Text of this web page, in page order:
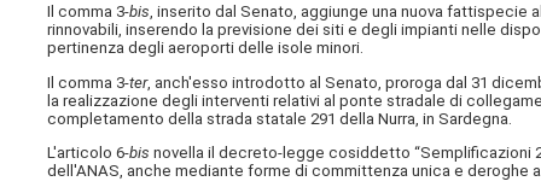
Il comma 3-bis, inserito dal Senato, aggiunge una nuova
rinnovabili, inserendo la previsione dei siti e degli impianti nelle
pertinenza degli aeroporti delle isole minori.
Il comma 3-ter, anch'esso introdotto al Senato, proroga dal 31
la realizzazione degli interventi relativi al ponte stradale di
completamento della strada statale 291 della Nurra, in Sardegna.
L'articolo 6-bis novella il decreto-legge cosiddetto “Semplificazioni
dell'ANAS, anche mediante forme di committenza unica e deroghe